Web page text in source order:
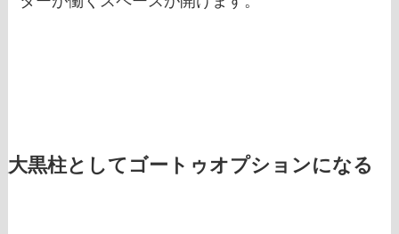
大黒柱としてゴートゥオプションになる